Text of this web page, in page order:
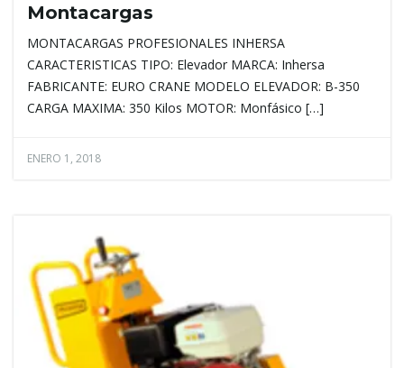
Montacargas
MONTACARGAS PROFESIONALES INHERSA
CARACTERISTICAS TIPO: Elevador MARCA: Inhersa
FABRICANTE: EURO CRANE MODELO ELEVADOR: B-350
CARGA MAXIMA: 350 Kilos MOTOR: Monfásico […]
ENERO 1, 2018